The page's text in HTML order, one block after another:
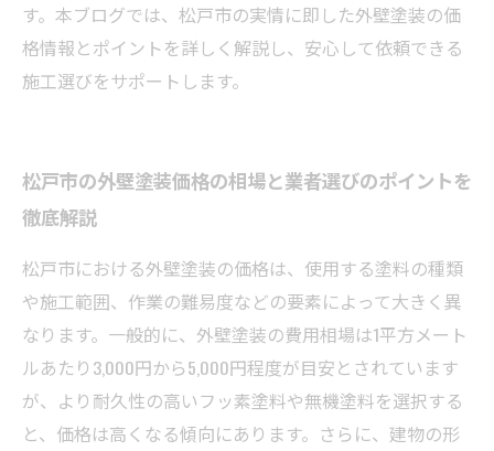
す。本ブログでは、松戸市の実情に即した外壁塗装の価
格情報とポイントを詳しく解説し、安心して依頼できる
施工選びをサポートします。
松戸市の外壁塗装価格の相場と業者選びのポイントを
徹底解説
松戸市における外壁塗装の価格は、使用する塗料の種類
や施工範囲、作業の難易度などの要素によって大きく異
なります。一般的に、外壁塗装の費用相場は1平方メート
ルあたり3,000円から5,000円程度が目安とされています
が、より耐久性の高いフッ素塗料や無機塗料を選択する
と、価格は高くなる傾向にあります。さらに、建物の形